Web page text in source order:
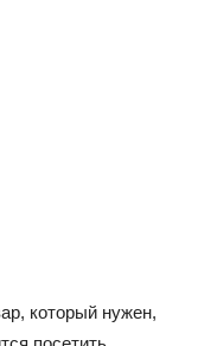
который нужен,